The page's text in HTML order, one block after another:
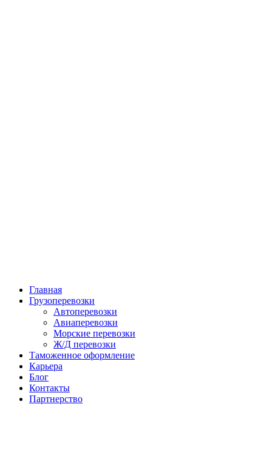
Главная
Грузоперевозки
Автоперевозки
Авиаперевозки
Морские перевозки
Ж/Д перевозки
Таможенное оформление
Карьера
Блог
Контакты
Партнерство